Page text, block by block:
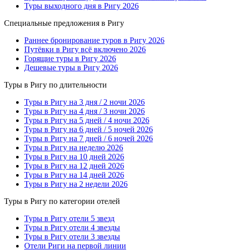
Туры выходного дня в Ригу 2026
Специальные предложения в Ригу
Раннее бронирование туров в Ригу 2026
Путёвки в Ригу всё включено 2026
Горящие туры в Ригу 2026
Дешевые туры в Ригу 2026
Туры в Ригу по длительности
Туры в Ригу на 3 дня / 2 ночи 2026
Туры в Ригу на 4 дня / 3 ночи 2026
Туры в Ригу на 5 дней / 4 ночи 2026
Туры в Ригу на 6 дней / 5 ночей 2026
Туры в Ригу на 7 дней / 6 ночей 2026
Туры в Ригу на неделю 2026
Туры в Ригу на 10 дней 2026
Туры в Ригу на 12 дней 2026
Туры в Ригу на 14 дней 2026
Туры в Ригу на 2 недели 2026
Туры в Ригу по категории отелей
Туры в Ригу отели 5 звезд
Туры в Ригу отели 4 звезды
Туры в Ригу отели 3 звезды
Отели Риги на первой линии